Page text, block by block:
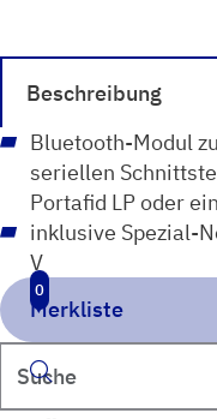
Merkliste
0
Suchen
Beschreibung
Bluetooth-Modul
seriellen
Portafid LP oder
inklusive Spezial-
V